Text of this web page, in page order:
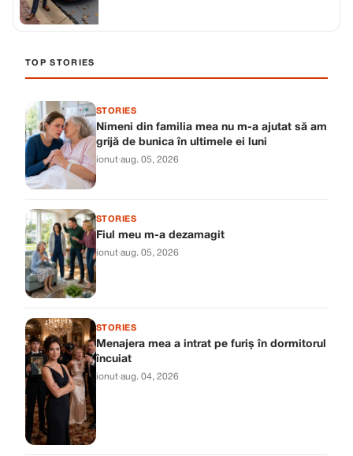
TOP STORIES
STORIES
Nimeni din familia mea nu m-a ajutat să am
grijă de bunica în ultimele ei luni
ionut·aug. 05, 2026
STORIES
Fiul meu m-a dezamagit
ionut·aug. 05, 2026
STORIES
Menajera mea a intrat pe furiș în dormitorul
încuiat
ionut·aug. 04, 2026